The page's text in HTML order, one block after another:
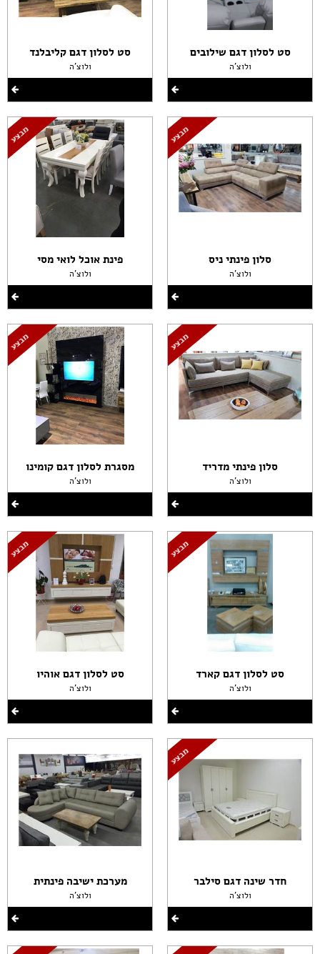
סט לסלון דגם שילובים
ולוצ'ה
סלון פינתי ניס
ולוצ'ה
סלון פינתי מדריד
ולוצ'ה
סט לסלון דגם קארד
ולוצ'ה
חדר שינה דגם סילבר
ולוצ'ה
סט לסלון דגם קליבלנד
ולוצ'ה
פינת אוכל לואי מסי
ולוצ'ה
מסגרת לסלון דגם קומינו
ולוצ'ה
סט לסלון דגם אוהיו
ולוצ'ה
מערכת ישיבה פינתית
ולוצ'ה